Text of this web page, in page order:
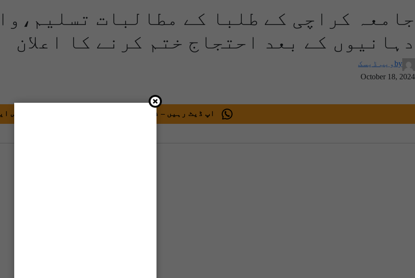
جامعہ کراچی کے طلبا کے مطالبات
دہانیوں کے بعد احتجاج ختم کرنے کا اعلان
byویب ڈیسک
October 18, 2024
اپ ڈیٹ رہیں – فوری اطلاعات کے لیے ٹی او کے کو واٹس